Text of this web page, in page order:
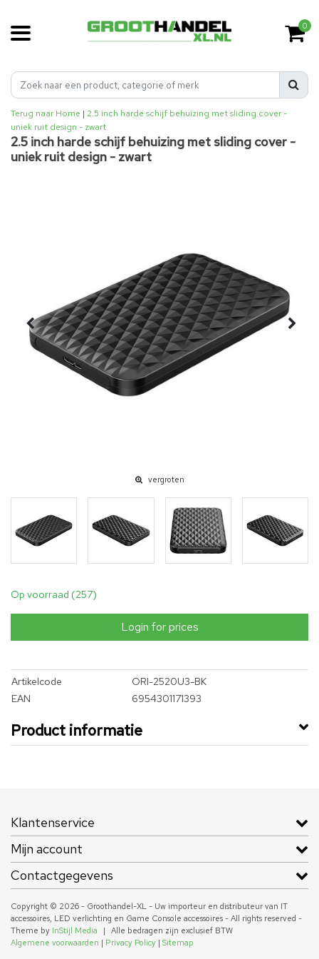
0
Terug naar Home | 2.5 inch harde schijf behuizing met sliding cover -
uniek ruit design - zwart
2.5 inch harde schijf behuizing met sliding cover -
uniek ruit design - zwart
vergroten
Op voorraad (257)
Login for prices
Artikelcode
ORI-2520U3-BK
EAN
6954301171393
Product informatie
Klantenservice
Mijn account
Contactgegevens
Copyright © 2026 - Groothandel-XL - Uw importeur en distributeur van IT
accessoires, LED verlichting en Game Console accessoires - All rights reserved -
Theme by InStijl Media |
Alle bedragen zijn exclusief BTW
Algemene voorwaarden | Privacy Policy | Sitemap